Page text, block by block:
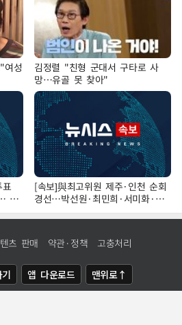
여성
김정렬 "친형 군대서 구타로 사
망…유골 못 찾아"
정
[속보]與최고위원 제주·인천 순회
경선…박선원·최민희·서미화·한
민수·김용 순
츠 판매 약관·정책 고충처리
앱 다운로드 맨위로↑